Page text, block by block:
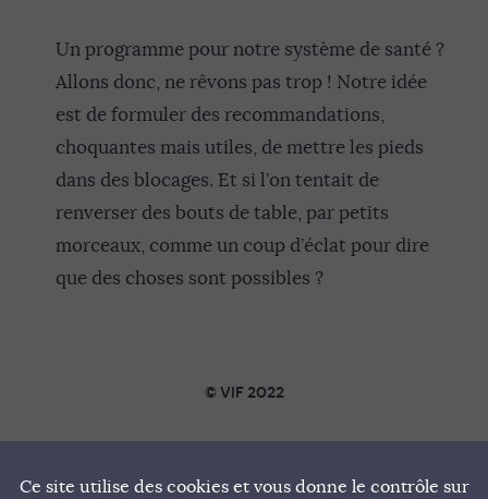
Un programme pour notre système de santé ?
Allons donc, ne rêvons pas trop ! Notre idée
est de formuler des recommandations,
choquantes mais utiles, de mettre les pieds
dans des blocages. Et si l’on tentait de
renverser des bouts de table, par petits
morceaux, comme un coup d’éclat pour dire
que des choses sont possibles ?
© VIF 2022
SOUTENIR VIF
Ce site utilise des cookies et vous donne le contrôle sur